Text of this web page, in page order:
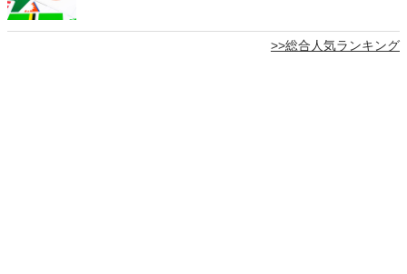
>>総合人気ランキング